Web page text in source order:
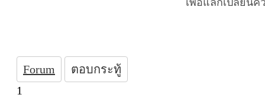
เพื่อแลกเปลี่ยน
Forum
ตอบกระทู้
1